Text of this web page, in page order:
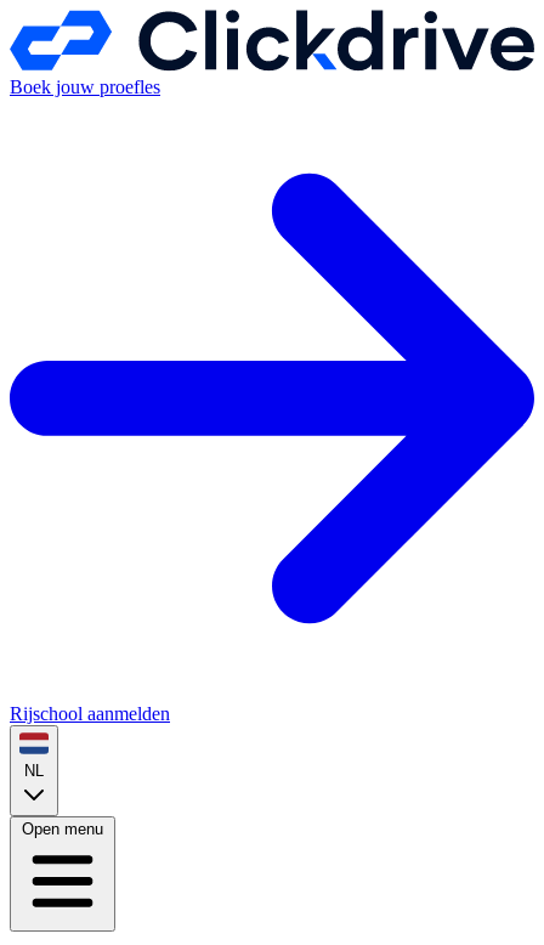
Boek jouw proefles
Rijschool aanmelden
NL
Open menu